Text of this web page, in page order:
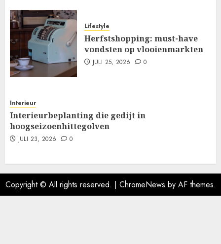
Lifestyle
Herfstshopping: must-have
vondsten op vlooienmarkten
JULI 25, 2026 0
Interieur
Interieurbeplanting die gedijt in
hoogseizoenhittegolven
JULI 23, 2026 0
Copyright © All rights reserved. | ChromeNews by AF themes.